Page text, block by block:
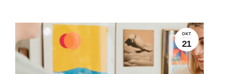
OKT
21